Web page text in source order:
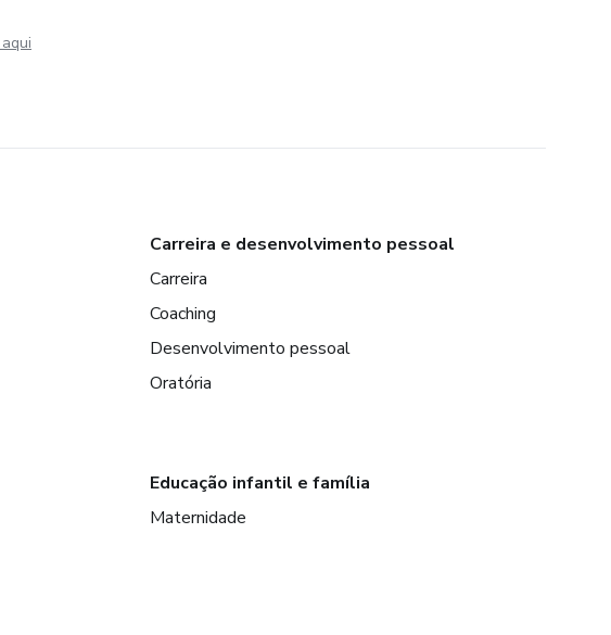
Carreira e desenvolvimento pessoal
Carreira
Coaching
Desenvolvimento pessoal
Oratória
Educação infantil e família
Maternidade